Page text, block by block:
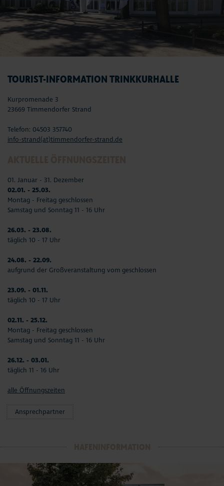
TOURIST-INFORMATION TRINKKURHALLE
Kurpromenade 3
23669 Timmendorfer Strand
Telefon: 04503 357740
info-strand(at)timmendorfer-strand.de
01. Januar - 31. Dezember
02.01. - 25.03.
Montag - Freitag geschlossen
Samstag und Sonntag 11 - 16 Uhr
26.03. - 23.08.
täglich 10 - 17 Uhr
24.08. - 22.09.
aufgrund der Großveranstaltung vom geschlossen
23.09. - 01.11.
täglich 10 - 17 Uhr
02.11. - 25.12.
Montag - Freitag geschlossen
Samstag und Sonntag 11 - 16 Uhr
26.12. - 03.01.
täglich 11 - 16 Uhr
alle Öffnungszeiten
Ansprechpartner